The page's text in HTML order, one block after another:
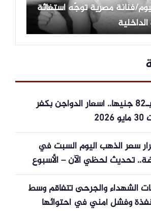
فنانة مصرية توجّه استغاثة
كيلو الفراخ بـ82 جنيها.. أسعار الدواجن بكفر
سعر الذهب اليوم السبت في
تحديث لحظي الآن – الأسبوع
الشهداء والجرحى تتفاقم وسط
وفشل أمني في احتوائها